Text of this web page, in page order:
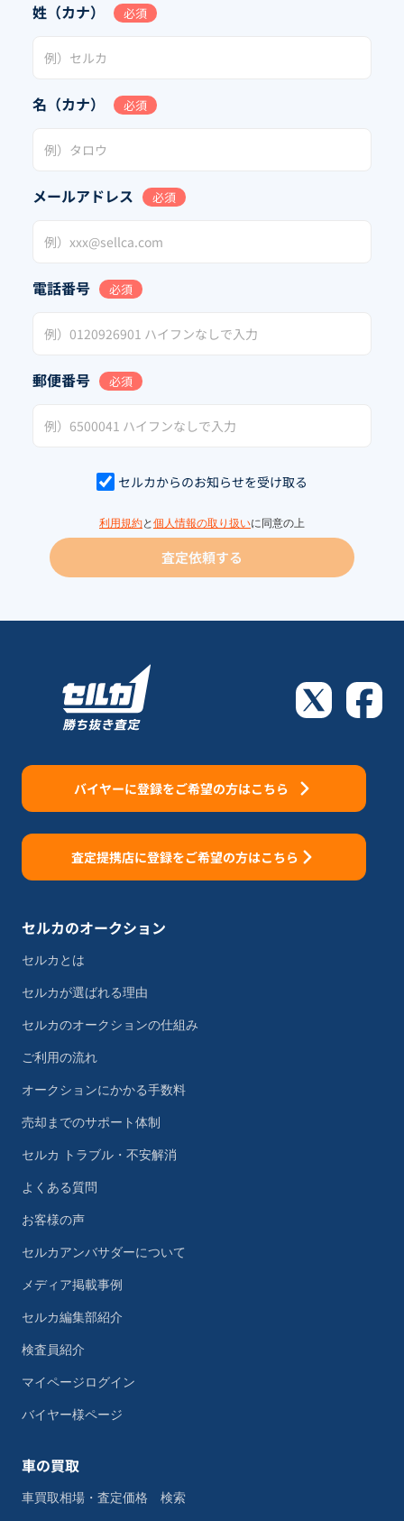
姓（カナ） 必須
名（カナ） 必須
メールアドレス 必須
電話番号 必須
郵便番号 必須
セルカからのお知らせを受け取る
利用規約と 個人情報の取り扱いに同意の上
査定依頼する
バイヤーに登録をご希望の方はこちら
査定提携店に登録をご希望の方はこちら
セルカのオークション
セルカとは
セルカが選ばれる理由
セルカのオークションの仕組み
ご利用の流れ
オークションにかかる手数料
売却までのサポート体制
セルカ トラブル・不安解消
よくある質問
お客様の声
セルカアンバサダーについて
メディア掲載事例
セルカ編集部紹介
検査員紹介
マイページログイン
バイヤー様ページ
車の買取
車買取相場・査定価格 検索